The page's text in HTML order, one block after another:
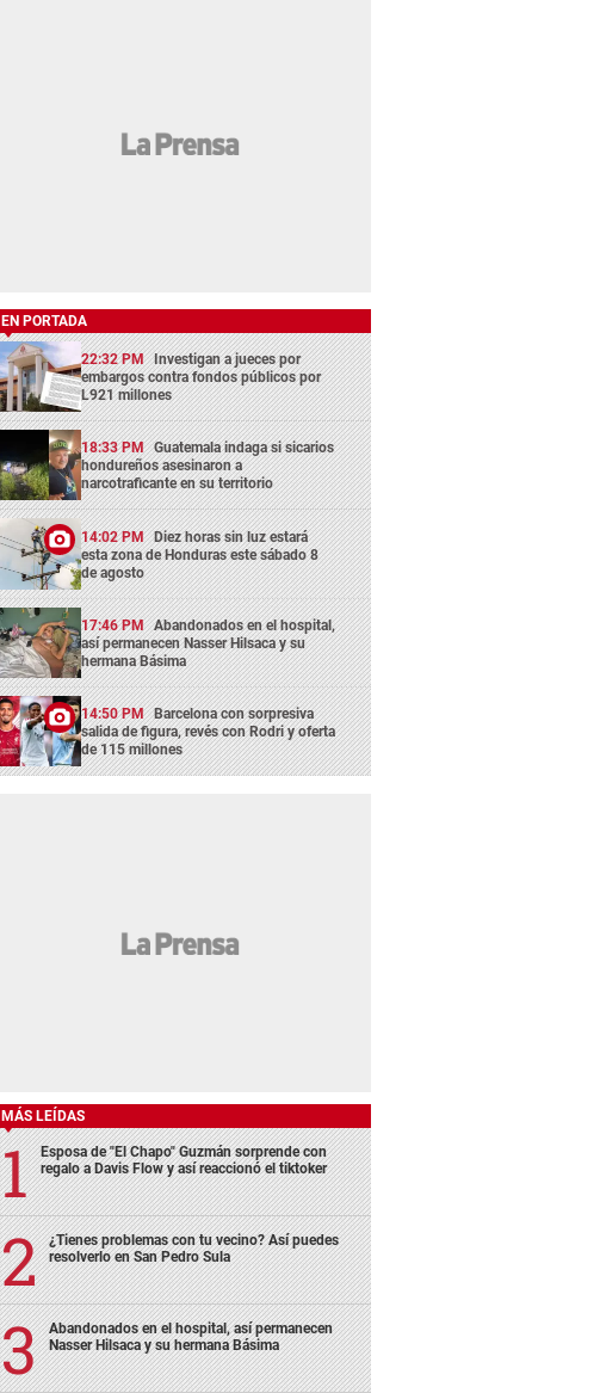
EN PORTADA
22:32 PM Investigan a jueces por
embargos contra fondos públicos por
L921 millones
18:33 PM Guatemala indaga si sicarios
hondureños asesinaron a
narcotraficante en su territorio
14:02 PM Diez horas sin luz estará
esta zona de Honduras este sábado 8
de agosto
17:46 PM Abandonados en el hospital,
así permanecen Nasser Hilsaca y su
hermana Básima
14:50 PM Barcelona con sorpresiva
salida de figura, revés con Rodri y oferta
de 115 millones
MÁS LEÍDAS
Esposa de "El Chapo" Guzmán sorprende con
regalo a Davis Flow y así reaccionó el tiktoker
¿Tienes problemas con tu vecino? Así puedes
resolverlo en San Pedro Sula
Abandonados en el hospital, así permanecen
Nasser Hilsaca y su hermana Básima